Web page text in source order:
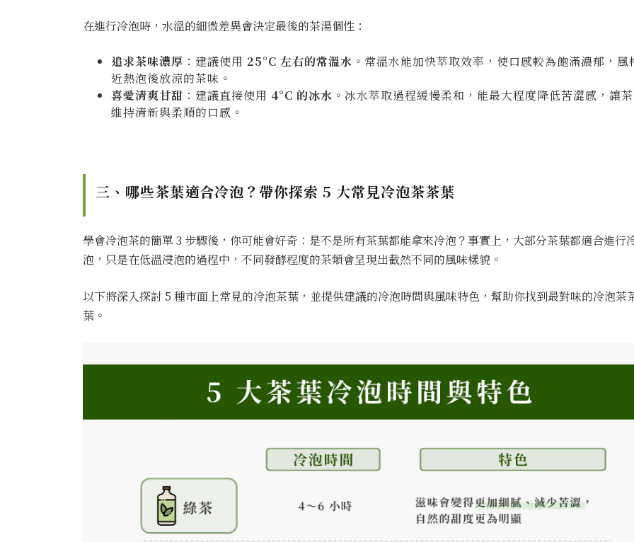
在進行冷泡時，水溫的細微差異會決定最後的茶湯個性：
追求茶味濃厚 ：建議使用 25°C 左右的常溫水 。常溫水能加快萃取效率，使口感較為飽滿濃郁，風
近熱泡後放涼的茶味。
喜愛清爽甘甜 ：建議直接使用 4°C 的冰水 。冰水萃取過程緩慢柔和，能最大程度降低苦澀感，讓
維持清新與柔順的口感。
三、哪些茶葉適合冷泡？帶你探索 5 大常見冷泡茶茶葉
學會冷泡茶的簡單 3 步驟後，你可能會好奇：是不是所有茶葉都能拿來冷泡？事實上，大部分茶葉都適合進行
泡，只是在低溫浸泡的過程中，不同發酵程度的茶類會呈現出截然不同的風味樣貌。
以下將深入探討 5 種市面上常見的冷泡茶葉，並提供建議的冷泡時間與風味特色，幫助你找到最對味的冷泡茶
葉。